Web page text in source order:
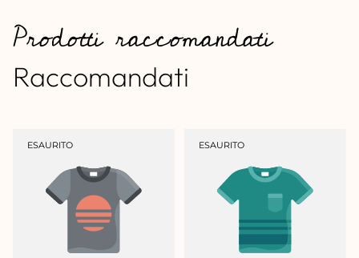
Prodotti raccomandati
Raccomandati
ETICHETTA
PRODOTTO:
ESAURITO
ETICHETTA
PRODOTTO:
ESAURITO